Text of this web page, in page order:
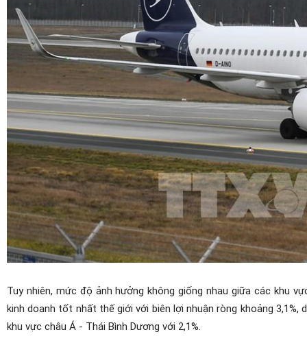
Tuy nhiên, mức độ ảnh hưởng không giống nhau giữa các khu
kinh doanh tốt nhất thế giới với biên lợi nhuận ròng khoảng 3,1%,
khu vực châu Á - Thái Bình Dương với 2,1%.